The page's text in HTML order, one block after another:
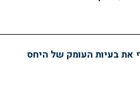
את בעיות העומק של היחס